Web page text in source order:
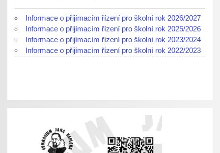
Informace o přijímacím řízení pro školní rok 2026/2027
Informace o přijímacím řízení pro školní rok 2025/2026
Informace o přijímacím řízení pro školní rok 2023/2024
Informace o přijímacím řízení pro školní rok 2022/2023